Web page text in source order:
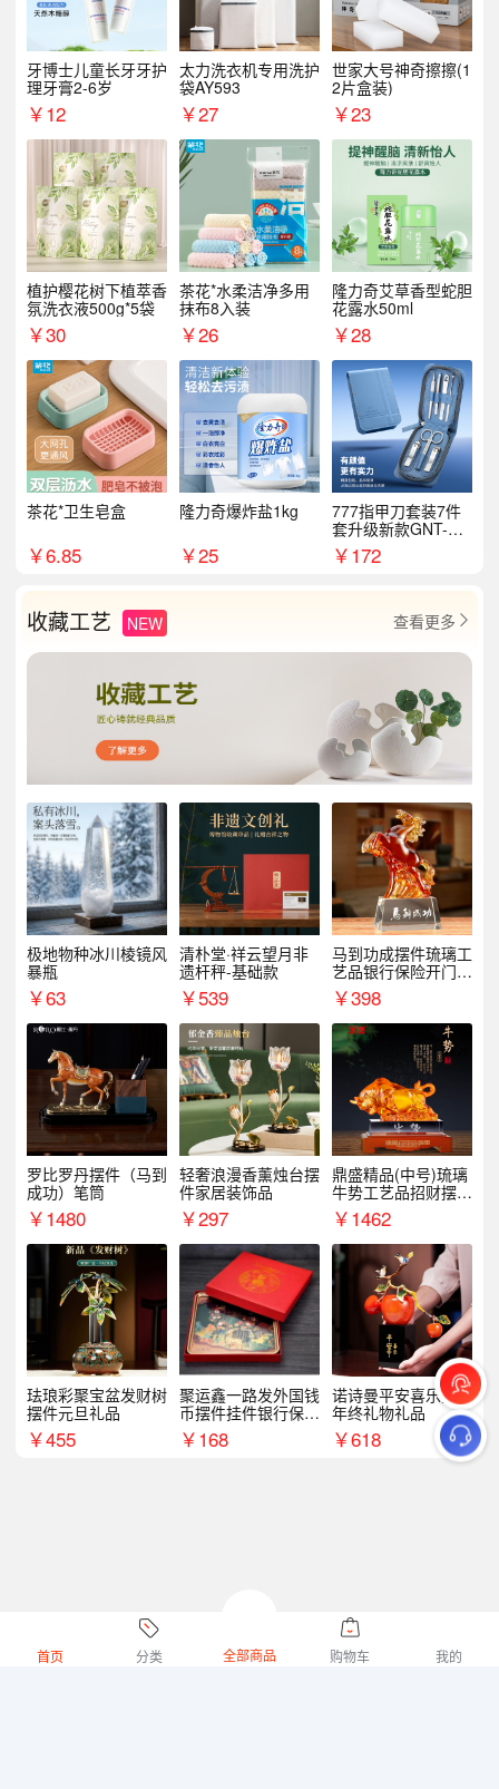
牙博士儿童长牙牙护
理牙膏2-6岁
￥12
太力洗衣机专用洗护
袋AY593
￥27
世家大号神奇擦擦(1
2片盒装)
￥23
植护樱花树下植萃香
氛洗衣液500g*5袋
￥30
茶花*水柔洁净多用
抹布8入装
￥26
隆力奇艾草香型蛇胆
花露水50ml
￥28
茶花*卫生皂盒
￥6.85
隆力奇爆炸盐1kg
￥25
777指甲刀套装7件
套升级新款GNT-PM
072
￥172
收藏工艺 NEW 查看更多 
极地物种冰川棱镜风
暴瓶
￥63
清朴堂·祥云望月非
遗杆秤-基础款
￥539
马到功成摆件琉璃工
艺品银行保险开门红
周年庆典伴手礼表彰
礼品
￥398
罗比罗丹摆件（马到
成功）笔筒
￥1480
轻奢浪漫香薰烛台摆
件家居装饰品
￥297
鼎盛精品(中号)琉璃
牛势工艺品招财摆件
银行企业商务上市礼
品
￥1462
珐琅彩聚宝盆发财树
摆件元旦礼品
￥455
聚运鑫一路发外国钱
币摆件挂件银行保险
商务礼
￥168
诺诗曼平安喜乐摆件
年终礼物礼品
￥618
首页 分类 全部商品 购物车 我的